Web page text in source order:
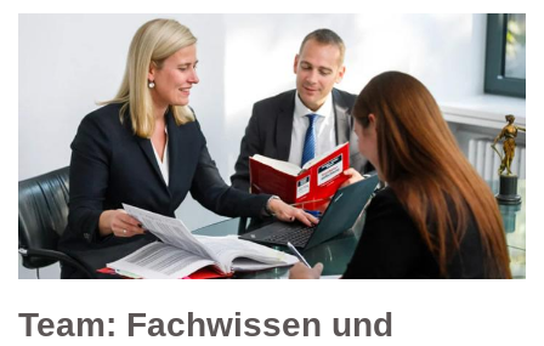
Team: Fachwissen und